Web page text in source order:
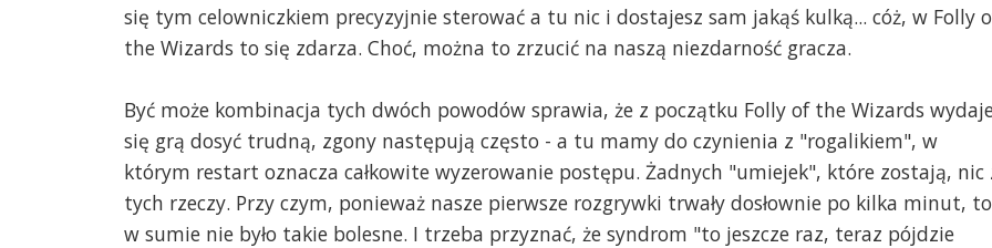
się tym celowniczkiem precyzyjnie sterować a tu nic i dostajesz sam jakąś kulką... cóż, w Folly
the Wizards to się zdarza. Choć, można to zrzucić na naszą niezdarność gracza.
Być może kombinacja tych dwóch powodów sprawia, że z początku Folly of the Wizards
się grą dosyć trudną, zgony następują często - a tu mamy do czynienia z "rogalikiem", w
którym restart oznacza całkowite wyzerowanie postępu. Żadnych "umiejek", które zostają, nic
tych rzeczy. Przy czym, ponieważ nasze pierwsze rozgrywki trwały dosłownie po kilka minut, to
w sumie nie było takie bolesne. I trzeba przyznać, że syndrom "to jeszcze raz, teraz pójdzie